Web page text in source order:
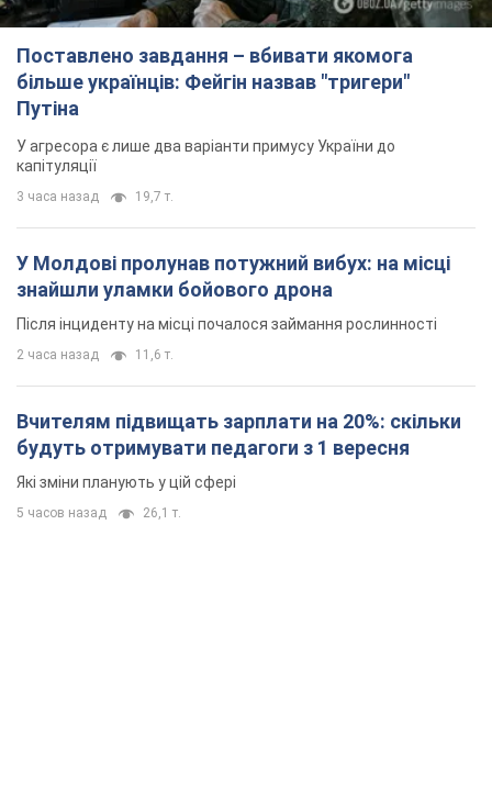
Поставлено завдання – вбивати якомога
більше українців: Фейгін назвав "тригери"
Путіна
У агресора є лише два варіанти примусу України до
капітуляції
3 часа назад 19,7 т.
У Молдові пролунав потужний вибух: на місці
знайшли уламки бойового дрона
Після інциденту на місці почалося займання рослинності
2 часа назад 11,6 т.
Вчителям підвищать зарплати на 20%: скільки
будуть отримувати педагоги з 1 вересня
Які зміни планують у цій сфері
5 часов назад 26,1 т.